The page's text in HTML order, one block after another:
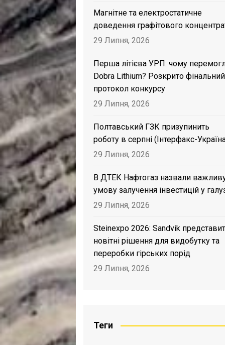
Магнітне та електростатичне
доведення графітового
29 Липня, 2026
Перша літієва УРП: чому
Dobra Lithium? Розкрито фінальний
протокол конкурсу
29 Липня, 2026
Полтавський ГЗК призупинить
роботу в серпні (Інтерфакс-
29 Липня, 2026
В ДТЕК Нафтогаз назвали
умову залучення інвестицій у
29 Липня, 2026
Steinexpo 2026: Sandvik
новітні рішення для видобутку та
переробки гірських порід
29 Липня, 2026
Теги